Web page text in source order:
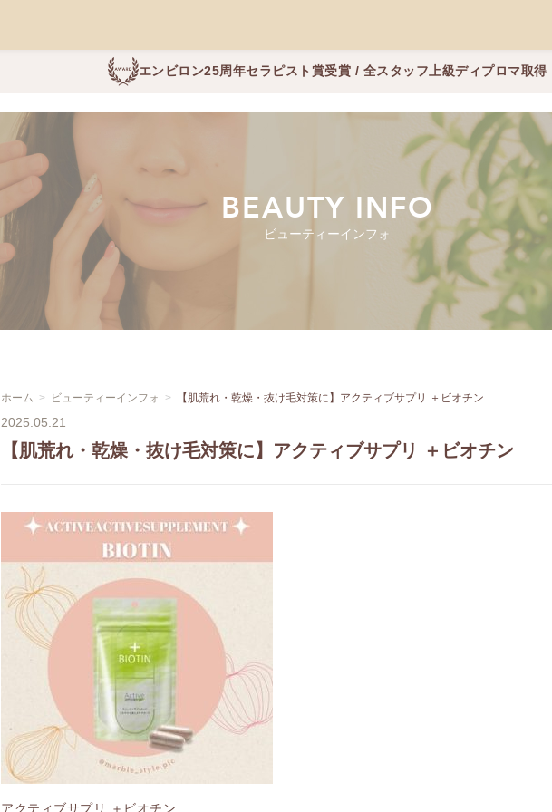
エンビロン25周年セラピスト賞受賞 / 全スタッフ上級ディプロマ取得
BEAUTY INFO
ビューティーインフォ
ホーム ビューティーインフォ 【肌荒れ・乾燥・抜け毛対策に】アクティブサプリ ＋ビオチン
2025.05.21
【肌荒れ・乾燥・抜け毛対策に】アクティブサプリ ＋ビオチン
アクティブサプリ ＋ビオチン